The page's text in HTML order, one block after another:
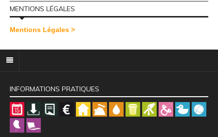
MENTIONS LÉGALES
Mentions Légales >
INFORMATIONS PRATIQUES